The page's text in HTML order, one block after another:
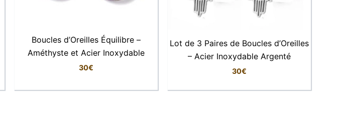
Boucles d’Oreilles Équilibre –
Améthyste et Acier Inoxydable
30€
Lot de 3 Paires de Boucles d’Oreilles
– Acier Inoxydable Argenté
30€